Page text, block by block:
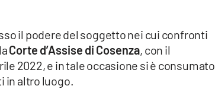
il podere del soggetto nei cui confronti
Corte d’Assise di Cosenza, con il
2022, e in tale occasione si è consumato
in altro luogo.